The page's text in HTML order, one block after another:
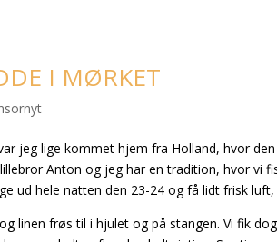
I MØRKET
jeg lige kommet hjem fra Holland, hvor
Anton og jeg har en tradition, hvor vi
ud hele natten den 23-24 og få lidt frisk
linen frøs til i hjulet og på stangen. Vi fik